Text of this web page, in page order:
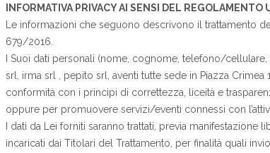
INFORMATIVA PRIVACY AI SENSI DEL
Le informazioni che seguono descrivono il trattamento
679/2016.
I Suoi dati personali (nome, cognome, telefono/
srl, irma srl , pepito srl, aventi tutte sede in Piazza
conformità con i principi di correttezza, liceità e
oppure per promuovere servizi/eventi connessi con
I dati da Lei forniti saranno trattati, previa
incaricati dai Titolari del Trattamento, per finalità quali